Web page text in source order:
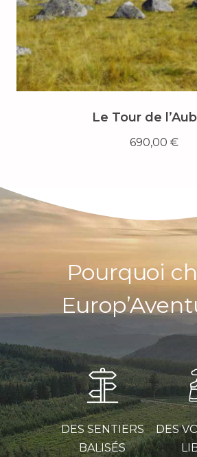
Le Tour de
690,00 €
Pourquoi
DES SENTIERS
BALISÉS
DES